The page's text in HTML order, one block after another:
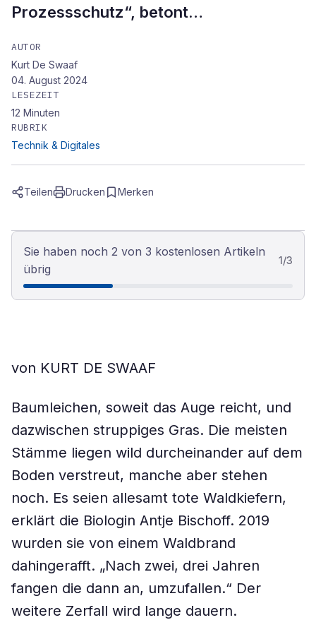
Prozessschutz“, betont…
AUTOR
Kurt De Swaaf
04. August 2024
LESEZEIT
12 Minuten
RUBRIK
Technik & Digitales
Teilen Drucken Merken
Sie haben noch 2 von 3 kostenlosen Artikeln
übrig
1/3
von KURT DE SWAAF
Baumleichen, soweit das Auge reicht, und
dazwischen struppiges Gras. Die meisten
Stämme liegen wild durcheinander auf dem
Boden verstreut, manche aber stehen
noch. Es seien allesamt tote Waldkiefern,
erklärt die Biologin Antje Bischoff. 2019
wurden sie von einem Waldbrand
dahingerafft. „Nach zwei, drei Jahren
fangen die dann an, umzufallen.“ Der
weitere Zerfall wird lange dauern.